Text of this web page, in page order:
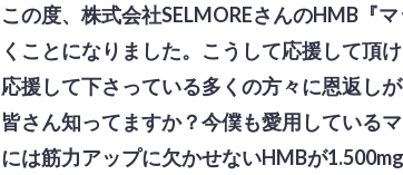
この度、株式会社SELMOREさんのHMB『
くことになりました。こうして応援して頂
応援して下さっている多くの方々に恩返し
皆さん知ってますか？今僕も愛用している
には筋力アップに欠かせないHMBが